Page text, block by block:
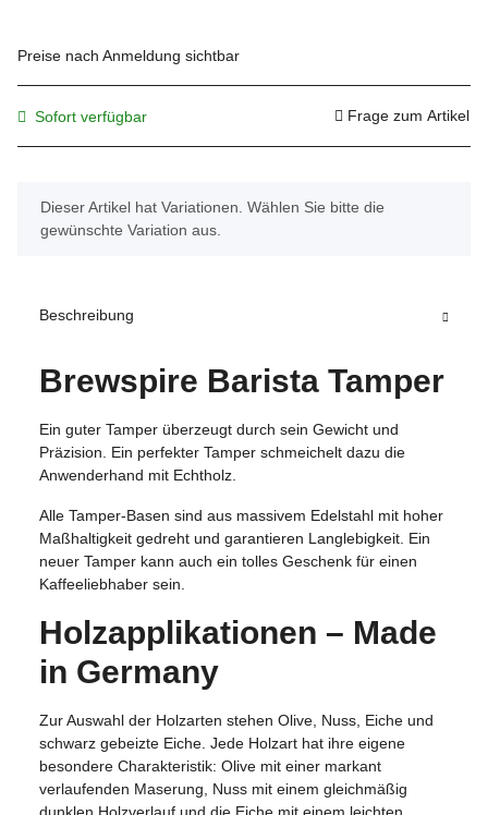
Preise nach Anmeldung sichtbar
Sofort verfügbar Frage zum Artikel
x
Dieser Artikel hat Variationen. Wählen Sie bitte die
gewünschte Variation aus.
Beschreibung
Brewspire Barista Tamper
Ein guter Tamper überzeugt durch sein Gewicht und
Präzision. Ein perfekter Tamper schmeichelt dazu die
Anwenderhand mit Echtholz.
Alle Tamper-Basen sind aus massivem Edelstahl mit hoher
Maßhaltigkeit gedreht und garantieren Langlebigkeit. Ein
neuer Tamper kann auch ein tolles Geschenk für einen
Kaffeeliebhaber sein.
Holzapplikationen – Made
in Germany
Zur Auswahl der Holzarten stehen Olive, Nuss, Eiche und
schwarz gebeizte Eiche. Jede Holzart hat ihre eigene
besondere Charakteristik: Olive mit einer markant
verlaufenden Maserung, Nuss mit einem gleichmäßig